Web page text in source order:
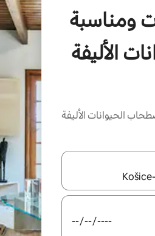
ومناسبة
الأليفة
الحيوانات الأليفة
السهمين لأعلى ولأسفل أو استكشف عن